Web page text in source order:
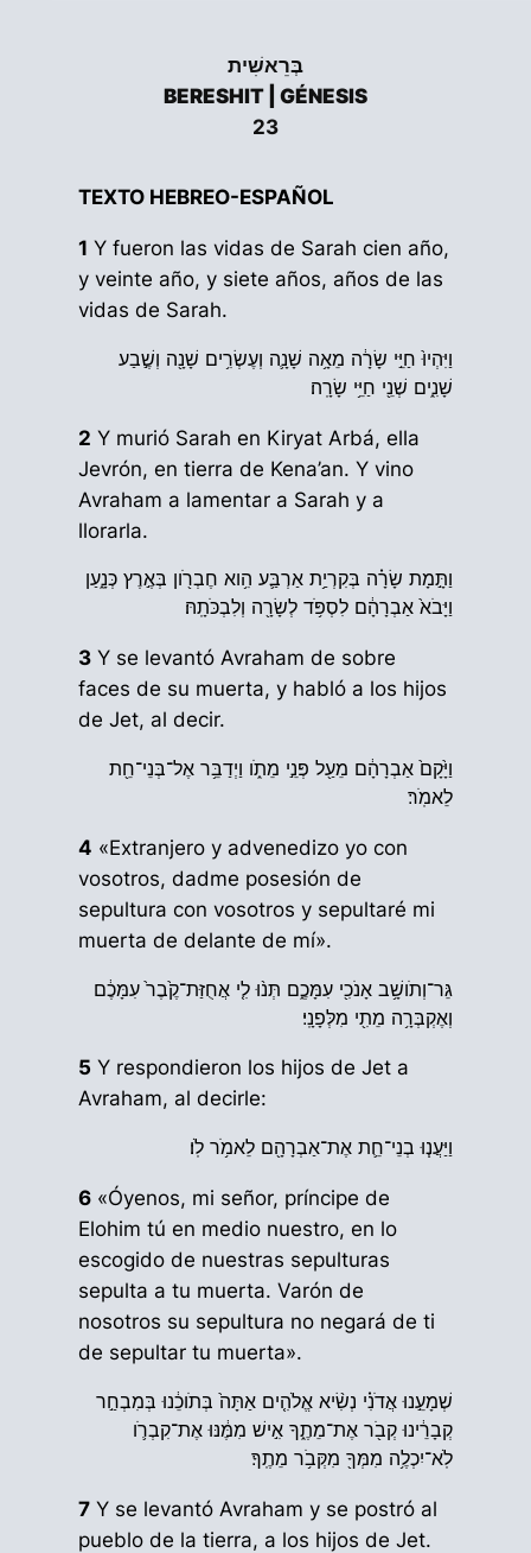
בְּרֵאשִׁית
BERESHIT | GÉNESIS
23
TEXTO HEBREO-ESPAÑOL
1 Y fueron las vidas de Sarah cien año,
y veinte año, y siete años, años de las
vidas de Sarah.
וַיִּהְיוּ֙ חַיֵּ֣י שָׂרָ֔ה מֵאָ֥ה שָׁנָ֛ה וְעֶשְׂרִ֥ים שָׁנָ֖ה וְשֶׁ֣בַע
שָׁנִ֑ים שְׁנֵ֖י חַיֵּ֥י שָׂרָֽה׃
2 Y murió Sarah en Kiryat Arbá, ella
Jevrón, en tierra de Kena’an. Y vino
Avraham a lamentar a Sarah y a
llorarla.
וַתָּ֣מָת שָׂרָ֗ה בְּקִרְיַ֥ת אַרְבַּ֛ע הִ֥וא חֶבְרֹ֖ון בְּאֶ֣רֶץ כְּנָ֑עַן
וַיָּבֹא֙ אַבְרָהָ֔ם לִסְפֹּ֥ד לְשָׂרָ֖ה וְלִבְכֹּתָֽהּ׃
3 Y se levantó Avraham de sobre
faces de su muerta, y habló a los hijos
de Jet, al decir.
וַיָּ֙קָם֙ אַבְרָהָ֔ם מֵעַ֖ל פְּנֵ֣י מֵתֹ֑ו וַיְדַבֵּ֥ר אֶל־בְּנֵי־חֵ֖ת
לֵאמֹֽר׃
4 «Extranjero y advenedizo yo con
vosotros, dadme posesión de
sepultura con vosotros y sepultaré mi
muerta de delante de mí».
גֵּר־וְתֹושָׁ֥ב אָנֹכִ֖י עִמָּכֶ֑ם תְּנ֨וּ לִ֤י אֲחֻזַּת־קֶ֙בֶר֙ עִמָּכֶ֔ם
וְאֶקְבְּרָ֥ה מֵתִ֖י מִלְּפָנָֽי׃
5 Y respondieron los hijos de Jet a
Avraham, al decirle:
וַיַּעֲנ֧וּ בְנֵי־חֵ֛ת אֶת־אַבְרָהָ֖ם לֵאמֹ֥ר לֹֽו׃
6 «Óyenos, mi señor, príncipe de
Elohim tú en medio nuestro, en lo
escogido de nuestras sepulturas
sepulta a tu muerta. Varón de
nosotros su sepultura no negará de ti
de sepultar tu muerta».
שְׁמָעֵ֣נוּ אֲדֹנִ֗י נְשִׂ֨יא אֱלֹהִ֤ים אַתָּה֙ בְּתֹוכֵ֔נוּ בְּמִבְחַ֣ר
קְבָרֵ֔ינוּ קְבֹ֖ר אֶת־מֵתֶ֑ךָ אִ֣ישׁ מִמֶּ֔נּוּ אֶת־קִבְרֹ֛ו
לֹֽא־יִכְלֶ֥ה מִמְּךָ֖ מִקְּבֹ֥ר מֵתֶֽךָ׃
7 Y se levantó Avraham y se postró al
pueblo de la tierra, a los hijos de Jet.